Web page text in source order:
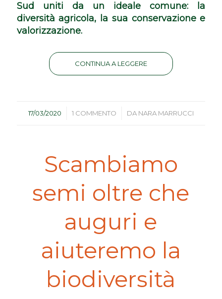
Sud uniti da un ideale comune: la
diversità agricola, la sua conservazione e
valorizzazione.
CONTINUA A LEGGERE
17/03/2020
/ 1 COMMENTO
/ DA NARA MARRUCCI
Scambiamo
semi oltre che
auguri e
aiuteremo la
biodiversità